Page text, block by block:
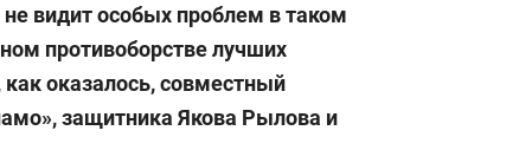
видит особых проблем в таком
противоборстве лучших
оказалось, совместный
защитника Якова Рылова и